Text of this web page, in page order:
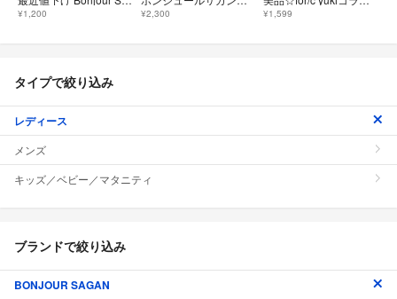
¥1,200 ¥2,300 ¥1,599
タイプで絞り込み
レディース
メンズ
キッズ／ベビー／マタニティ
ブランドで絞り込み
BONJOUR SAGAN